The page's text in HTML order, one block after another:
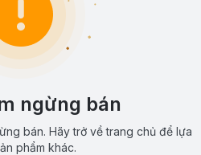
ngừng bán
bán. Hãy trở về trang chủ để lựa
phẩm khác.